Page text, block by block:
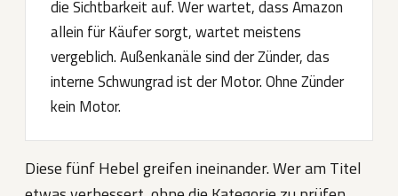
die Sichtbarkeit auf. Wer wartet, dass Amazon
allein für Käufer sorgt, wartet meistens
vergeblich. Außenkanäle sind der Zünder, das
interne Schwungrad ist der Motor. Ohne Zünder
kein Motor.
Diese fünf Hebel greifen ineinander. Wer am Titel